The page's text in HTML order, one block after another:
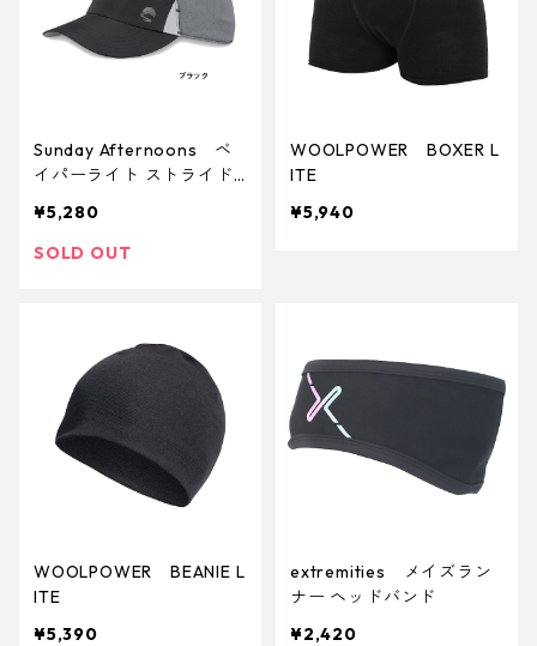
Sunday Afternoons ベ
イパーライト ストライド
¥5,280
SOLD OUT
WOOLPOWER BOXER L
ITE
¥5,940
WOOLPOWER BEANIE L
ITE
¥5,390
extremities メイズラン
ナー ヘッドバンド
¥2,420